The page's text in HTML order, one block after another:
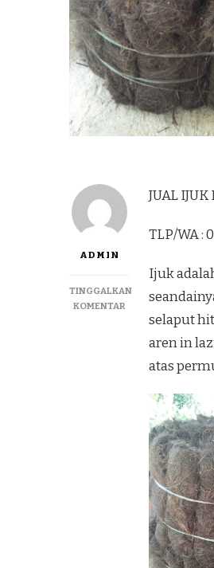
ADMIN
TINGGALKAN
KOMENTARPADA
RESAPAN
GUNUNG
KIDUL
JUAL
TLP/WA :
Ijuk
selaput
aren in
atas